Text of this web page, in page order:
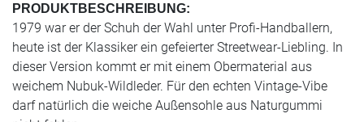
PRODUKTBESCHREIBUNG:
1979 war er der Schuh der Wahl unter Profi-Handballern,
heute ist der Klassiker ein gefeierter Streetwear-Liebling. In
dieser Version kommt er mit einem Obermaterial aus
weichem Nubuk-Wildleder. Für den echten Vintage-Vibe
darf natürlich die weiche Außensohle aus Naturgummi